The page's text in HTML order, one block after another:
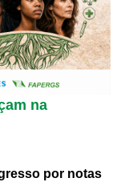
na
por notas